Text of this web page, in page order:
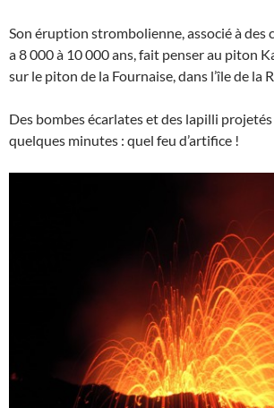
Son éruption strombolienne, associé à des
a 8 000 à 10 000 ans, fait penser au piton
sur le piton de la Fournaise, dans l’île de la
Des bombes écarlates et des lapilli
quelques minutes : quel feu d’artifice !